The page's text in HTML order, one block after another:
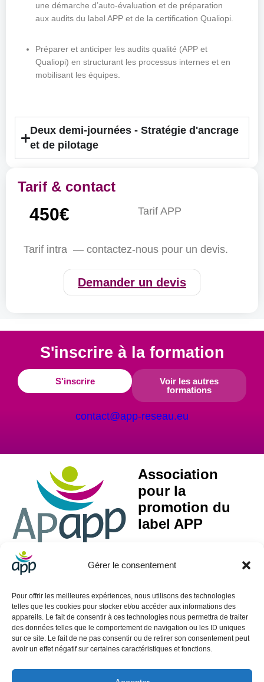
Gérer le consentement
Pour offrir les meilleures expériences, nous utilisons des technologies
telles que les cookies pour stocker et/ou accéder aux informations des
appareils. Le fait de consentir à ces technologies nous permettra de traiter
des données telles que le comportement de navigation ou les ID uniques
sur ce site. Le fait de ne pas consentir ou de retirer son consentement peut
avoir un effet négatif sur certaines caractéristiques et fonctions.
une démarche d’auto-évaluation et de préparation
aux audits du label APP et de la certification Qualiopi.
Préparer et anticiper les audits qualité (APP et
Qualiopi) en structurant les processus internes et en
mobilisant les équipes.
Deux demi-journées - Stratégie d'ancrage
et de pilotage
Tarif & contact
450€ Tarif APP
Tarif intra — contactez-nous pour un devis.
Demander un devis
S'inscrire à la formation
S'inscrire
Voir les autres
formations
contact@app-reseau.eu
Association
pour la
promotion du
label APP
SIRET : 499 088 060 00045
Contact
01.40.39.70.18
contact@app-reseau.eu
3 rue Coq Héron 75001 Paris